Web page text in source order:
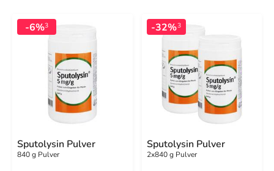
-6%3
Sputolysin Pulver
840 g Pulver
-32%3
Sputolysin Pulver
2x840 g Pulver